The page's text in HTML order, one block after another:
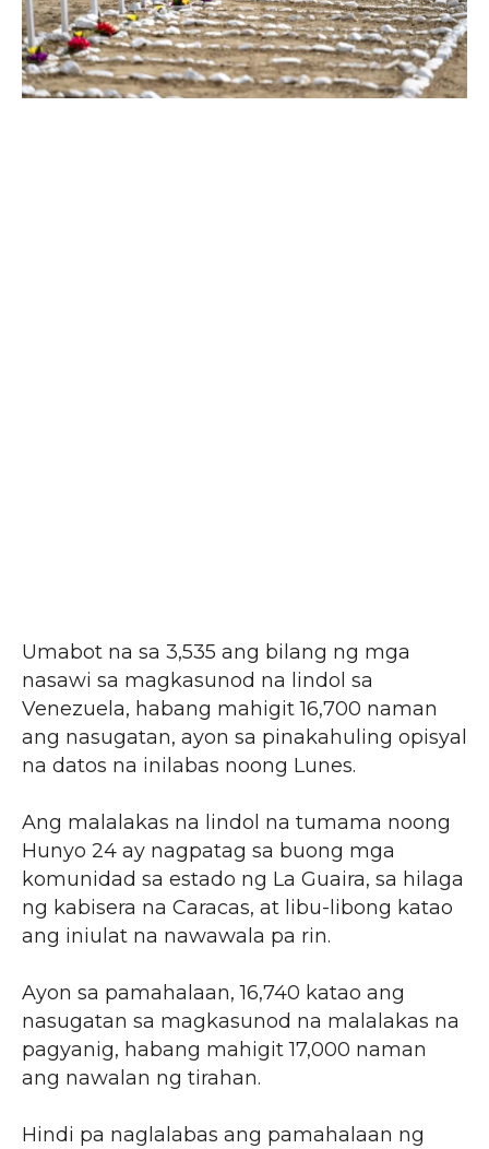
Umabot na sa 3,535 ang bilang ng mga
nasawi sa magkasunod na lindol sa
Venezuela, habang mahigit 16,700 naman
ang nasugatan, ayon sa pinakahuling opisyal
na datos na inilabas noong Lunes.
Ang malalakas na lindol na tumama noong
Hunyo 24 ay nagpatag sa buong mga
komunidad sa estado ng La Guaira, sa hilaga
ng kabisera na Caracas, at libu-libong katao
ang iniulat na nawawala pa rin.
Ayon sa pamahalaan, 16,740 katao ang
nasugatan sa magkasunod na malalakas na
pagyanig, habang mahigit 17,000 naman
ang nawalan ng tirahan.
Hindi pa naglalabas ang pamahalaan ng